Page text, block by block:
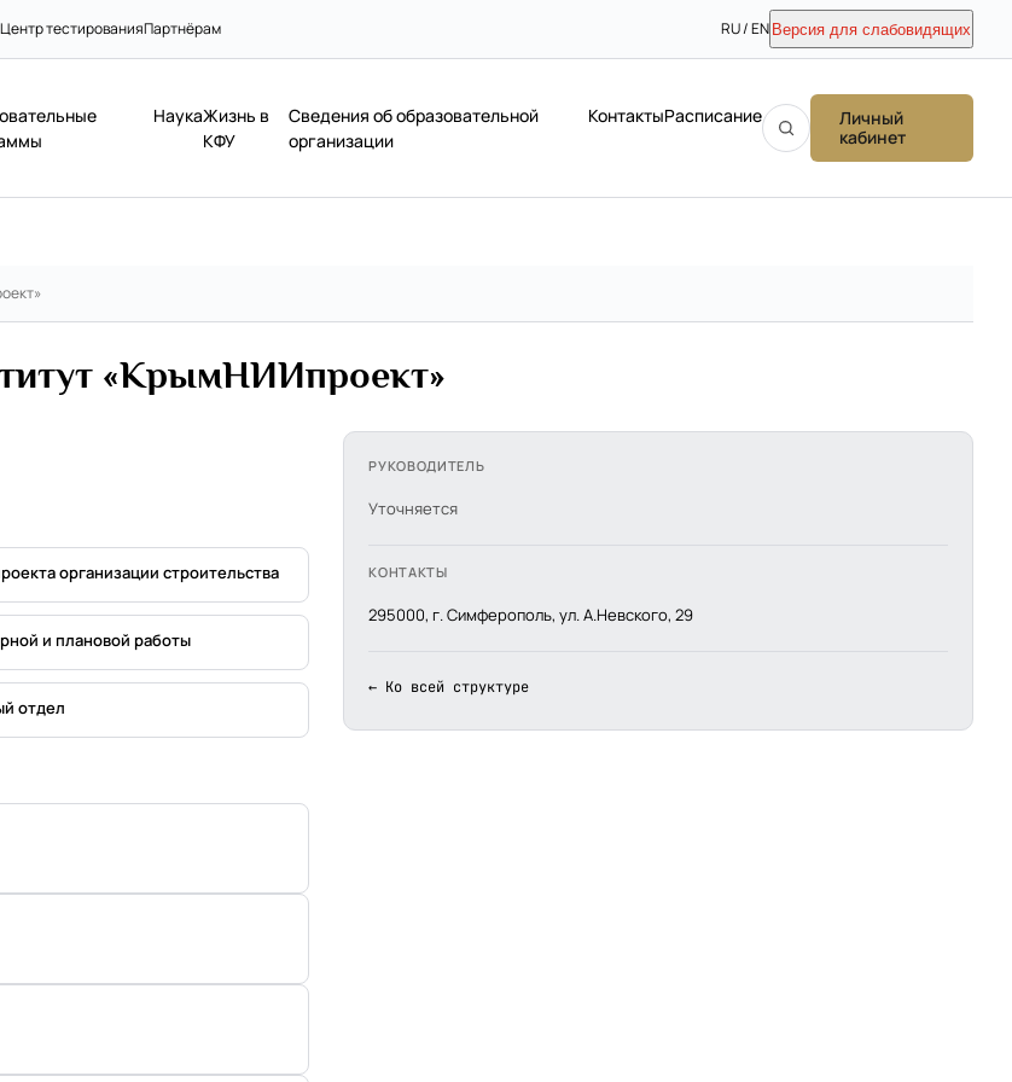
Центр тестированияПартнёрам RU / EN Версия для слабовидящих
НаукаЖизнь в
КФУ
Сведения об образовательной
организации
КонтактыРасписание
Личный
кабинет
«КрымНИИпроект»
организации строительства
и плановой работы
отдел
РУКОВОДИТЕЛЬ
Уточняется
КОНТАКТЫ
295000, г. Симферополь, ул. А.Невского, 29
← Ко всей структуре